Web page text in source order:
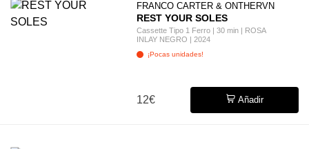
FRANCO CARTER & ONTHERVN
REST YOUR SOLES
Cassette Tipo 1 Ferro | 30 min | ROSA
INLAY NEGRO | 2024
¡Pocas unidades!
12€ Añadir